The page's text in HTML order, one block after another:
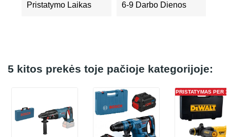
Pristatymo Laikas 6-9 Darbo Dienos
5 kitos prekės toje pačioje kategorijoje:
PRISTATYMAS PER 1